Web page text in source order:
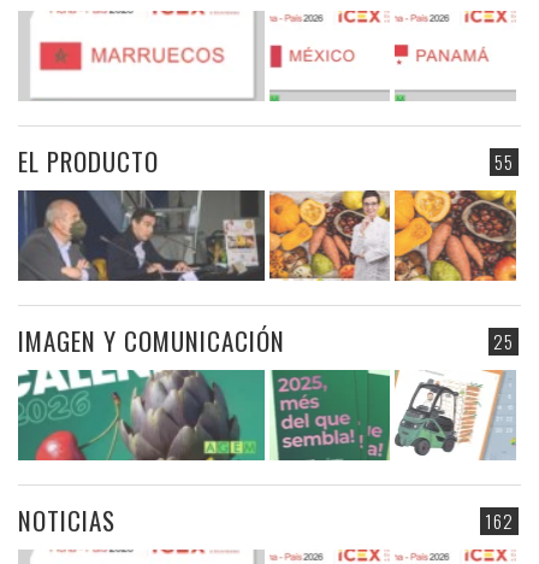
55
EL PRODUCTO
25
IMAGEN Y COMUNICACIÓN
162
NOTICIAS